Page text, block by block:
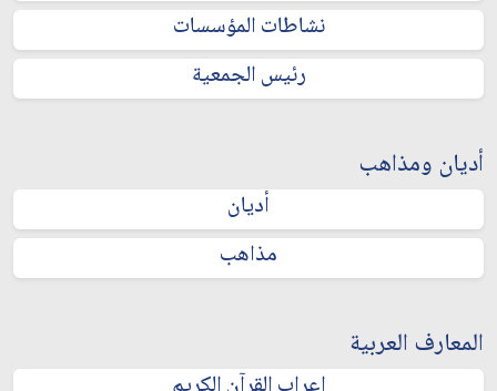
نشاطات المؤسسات
رئيس الجمعية
أديان ومذاهب
أديان
مذاهب
المعارف العربية